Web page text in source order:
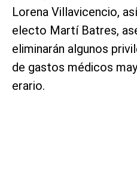
Lorena Villavicencio,
electo Martí Batres,
eliminarán algunos
de gastos médicos
erario.